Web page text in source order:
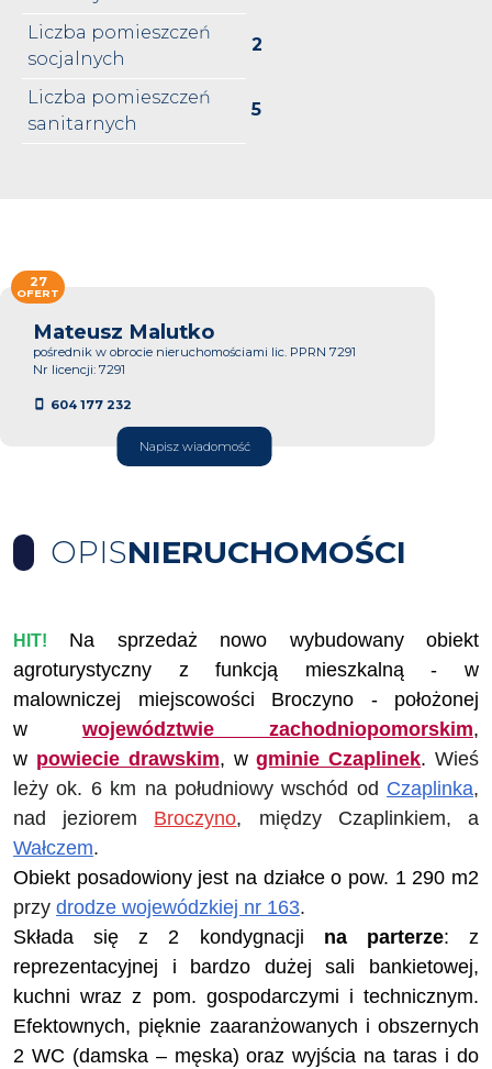
Liczba pomieszczeń
socjalnych
2
Liczba pomieszczeń
sanitarnych
5
Mateusz Malutko
pośrednik w obrocie nieruchomościami lic. PPRN 7291
Nr licencji: 7291
604 177 232
Napisz wiadomość
27
OFERT
OPISNIERUCHOMOŚCI
HIT!
Na sprzedaż nowo wybudowany obiekt
agroturystyczny z funkcją mieszkalną - w
malowniczej miejscowości Broczyno
- położonej
w województwie zachodniopomorskim,
w powiecie drawskim, wgminie Czaplinek.Wieś
leży ok. 6 km na południowy wschód od Czaplinka,
nad jeziorem Broczyno, między Czaplinkiem, a
Wałczem.
Obiekt posadowiony jest na działce o pow. 1 290 m2
przy drodze wojewódzkiej nr 163.
Składa się z 2 kondygnacji na parterze: z
reprezentacyjnej i bardzo dużej sali bankietowej,
kuchni wraz z pom. gospodarczymi i technicznym.
Efektownych, pięknie zaaranżowanych i obszernych
2 WC (damska – męska) oraz wyjścia na taras i do